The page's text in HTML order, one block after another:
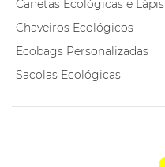
Canetas Ecológicas e Lápis
Chaveiros Ecológicos
Ecobags Personalizadas
Sacolas Ecológicas